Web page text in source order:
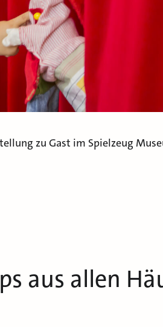
zu Gast im Spielzeug
aus allen